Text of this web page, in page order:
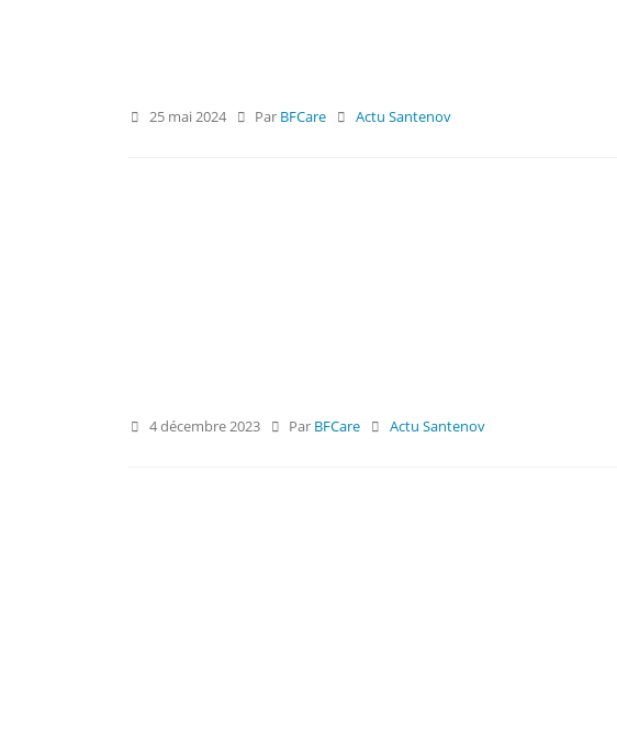
25 mai 2024 Par BFCare Actu Santenov
4 décembre 2023 Par BFCare Actu Santenov